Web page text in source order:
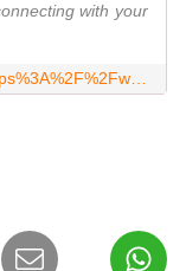
with your